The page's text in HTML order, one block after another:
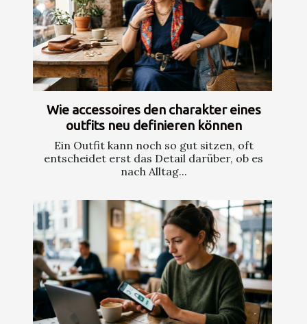
Wie accessoires den charakter eines
outfits neu definieren können
Ein Outfit kann noch so gut sitzen, oft
entscheidet erst das Detail darüber, ob es
nach Alltag...